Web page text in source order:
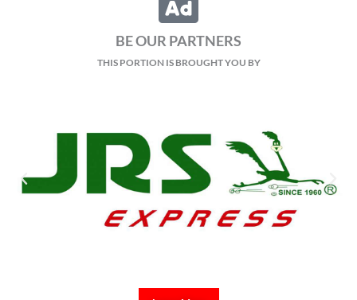
BE OUR PARTNERS
THIS PORTION IS BROUGHT YOU BY